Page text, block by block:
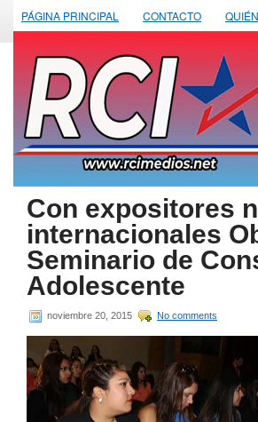
PÁGINA PRINCIPAL CONTACTO
Con expositores
internacionales
Seminario de
Adolescente
noviembre 20, 2015 No comments